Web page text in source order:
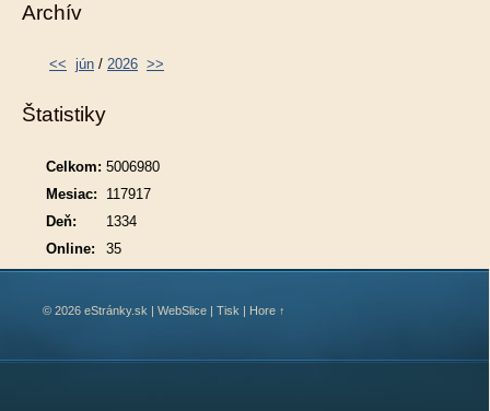
Archív
<< jún / 2026 >>
Štatistiky
Online: 35
Celkom: 5006980
Mesiac:
117917
Deň:
1334
© 2026 eStránky.sk | WebSlice | Tisk | Hore ↑